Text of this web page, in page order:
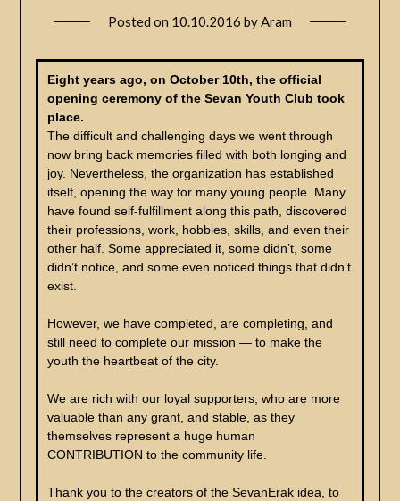
Posted on 10.10.2016 byAram
Eight years ago, on October 10th, the official
opening ceremony of the Sevan Youth Club took
place.
The difficult and challenging days we went through
now bring back memories filled with both longing and
joy. Nevertheless, the organization has established
itself, opening the way for many young people. Many
have found self-fulfillment along this path, discovered
their professions, work, hobbies, skills, and even their
other half. Some appreciated it, some didn’t, some
didn’t notice, and some even noticed things that didn’t
exist.
However, we have completed, are completing, and
still need to complete our mission — to make the
youth the heartbeat of the city.
We are rich with our loyal supporters, who are more
valuable than any grant, and stable, as they
themselves represent a huge human
CONTRIBUTION to the community life.
Thank you to the creators of the SevanErak idea, to